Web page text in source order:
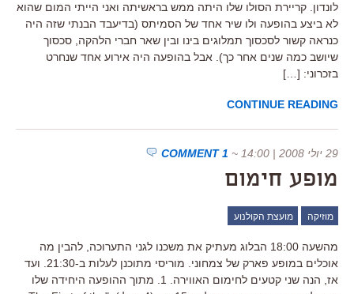
לונדון. קריירת הסולו שלו היתה ממש בראשיתה ואני הייתי המום שהוא
לא ביצע בהופעה ולו שיר אחד של הסמיתס (בדיעבד הבנתי שזה היה
כנראה קשור לסכסוך תמלוגים בינו ובין שאר חברי הלהקה, סכסוך
שיושב כמה שנים אחר כך). אבל בהופעה היה אירוע אחד שנחרט
בזכרוני: […]
CONTINUE READING
29 יולי 2008 | 14:00 ~
1 COMMENT
מופע חימום
מוזיקה מועצת הקולנוע
מהשעה 18:00 הבלוג מעתיק את משכנו לגני התערוכה, להבין מה
אוכלים במופע פארק של צמחוני. מוריסי מתוכנן לעלות ב-21:30. ועד
אז, הנה שני קטעים לחימום האווירה. 1. מתוך ההופעה היחידה שלו